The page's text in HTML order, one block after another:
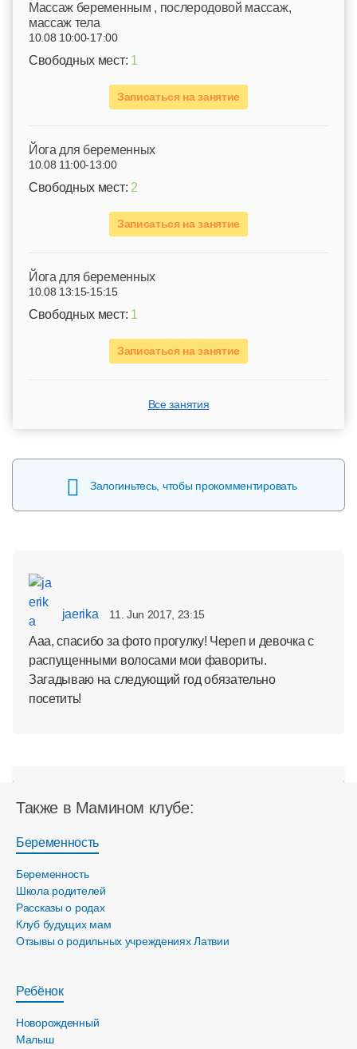
Mассаж беременным , послеродовой массаж,
массаж тела
10.08 10:00-17:00
Свободных мест: 1
Записаться на занятие
Йога для беременных
10.08 11:00-13:00
Свободных мест: 2
Записаться на занятие
Йога для беременных
10.08 13:15-15:15
Свободных мест: 1
Записаться на занятие
Все занятия
Залогиньтесь, чтобы прокомментировать
jaerika 11. Jun 2017, 23:15
Ааа, спасибо за фото прогулку! Череп и девочка с
распущенными волосами мои фавориты.
Загадываю на следующий год обязательно
посетить!
Также в Мамином клубе:
Беременность
Беременность
Школа родителей
Рассказы о родах
Клуб будущих мам
Отзывы о родильных учреждениях Латвии
Ребёнок
Новорожденный
Малыш